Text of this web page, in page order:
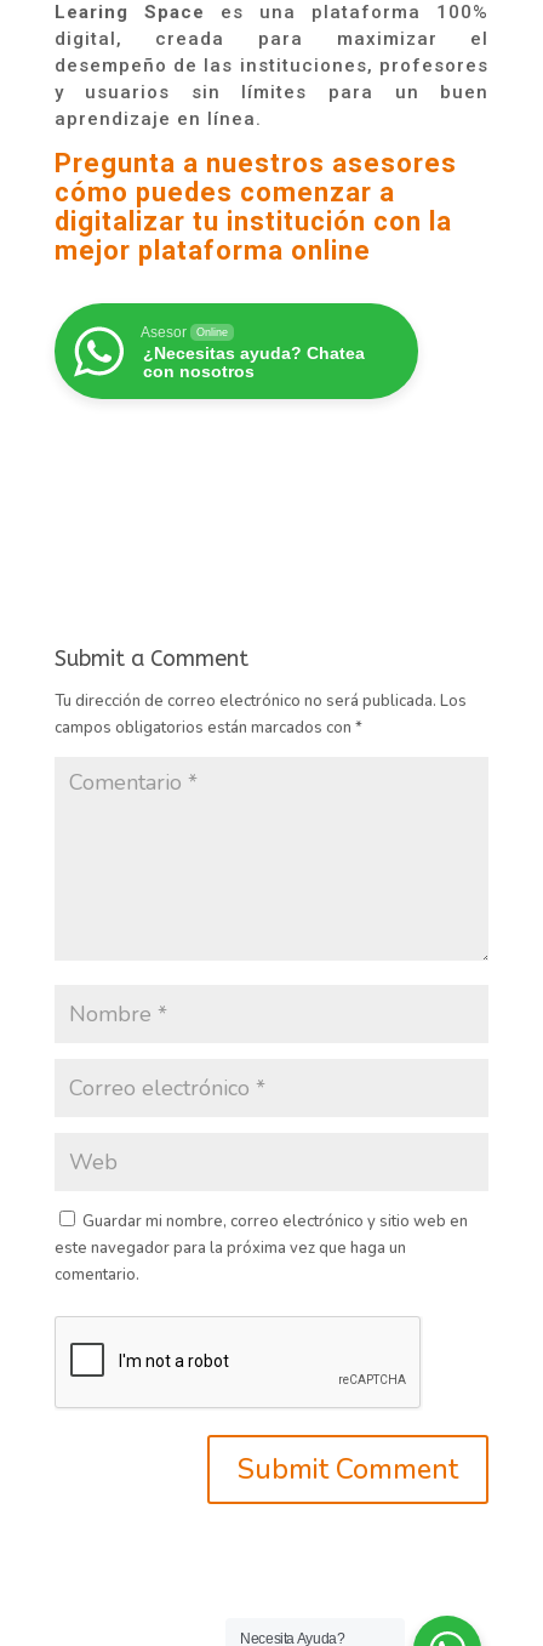
Learing Space
es una plataforma 100%
digital, creada para maximizar el
desempeño de las instituciones, profesores
y usuarios sin límites para un buen
aprendizaje en línea.
Pregunta a nuestros asesores
cómo puedes comenzar a
digitalizar tu institución con la
mejor plataforma online
Asesor Online
¿Necesitas ayuda? Chatea
con nosotros
Submit a Comment
Tu dirección de correo electrónico no será publicada. Los
campos obligatorios están marcados con *
Guardar mi nombre, correo electrónico y sitio web en
este navegador para la próxima vez que haga un
comentario.
Necesita Ayuda?